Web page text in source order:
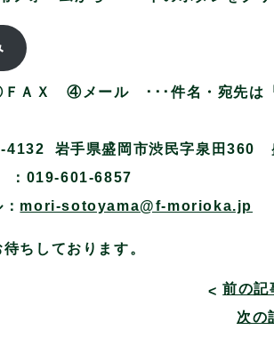
ＡＸ ④メール ･･･件名・宛先は「
4132 岩手県盛岡市渋民字泉田360
601-6857
mori-sotoyama@f-morioka.jp
ちしております。
<前の記
次の